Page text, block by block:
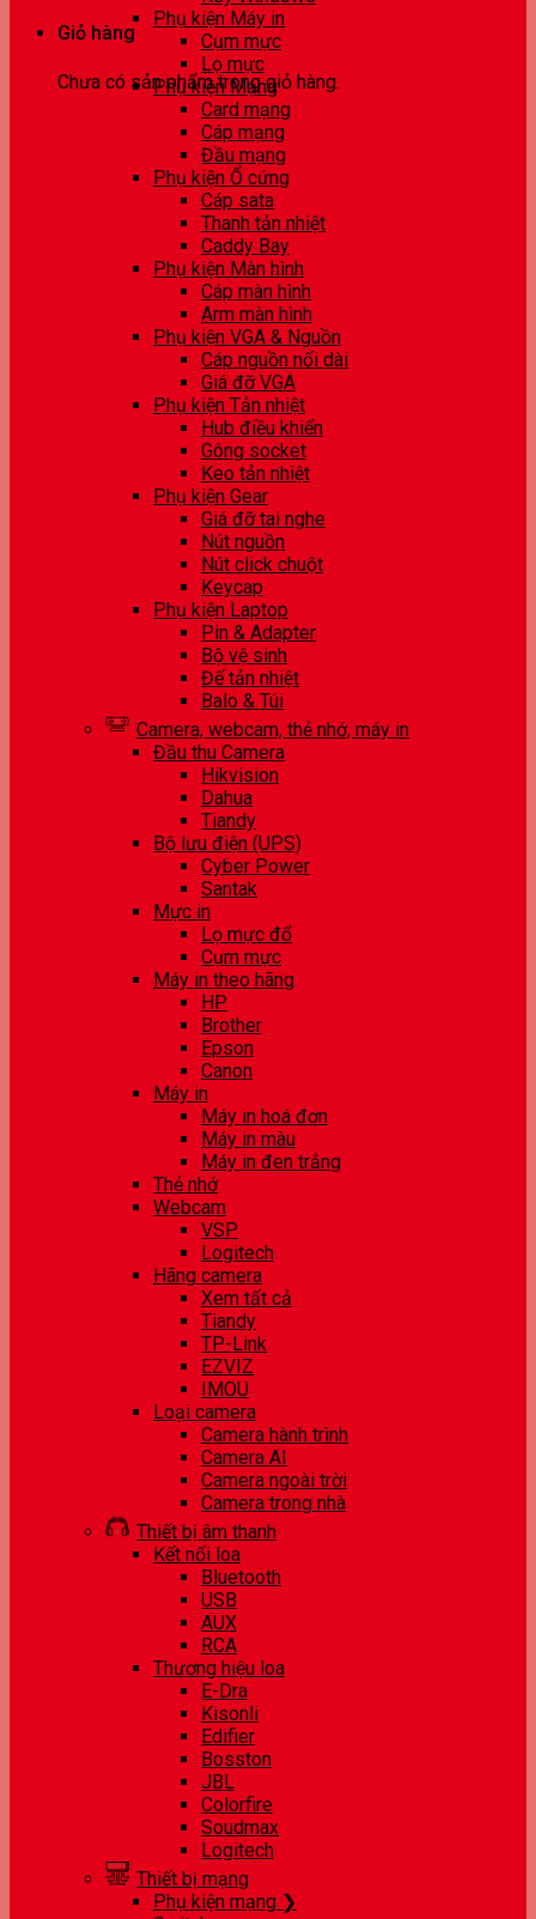
Giỏ hàng
Chưa có sản phẩm trong giỏ hàng.
Phụ kiện Máy in
Cụm mực
Lọ mực
Phụ kiện Mạng
Card mạng
Cáp mạng
Đầu mạng
Phụ kiện Ổ cứng
Cáp sata
Thanh tản nhiệt
Caddy Bay
Phụ kiện Màn hình
Cáp màn hình
Arm màn hình
Phụ kiện VGA & Nguồn
Cáp nguồn nối dài
Giá đỡ VGA
Phụ kiện Tản nhiệt
Hub điều khiển
Gông socket
Keo tản nhiệt
Phụ kiện Gear
Giá đỡ tai nghe
Nút nguồn
Nút click chuột
Keycap
Phụ kiện Laptop
Pin & Adapter
Bộ vệ sinh
Đế tản nhiệt
Balo & Túi
Camera, webcam, thẻ nhớ, máy in
Đầu thu Camera
Hikvision
Dahua
Tiandy
Bộ lưu điện (UPS)
Cyber Power
Santak
Mực in
Lọ mực đổ
Cụm mực
Máy in theo hãng
HP
Brother
Epson
Canon
Máy in
Máy in hoá đơn
Máy in màu
Máy in đen trắng
Thẻ nhớ
Webcam
VSP
Logitech
Hãng camera
Xem tất cả
Tiandy
TP-Link
EZVIZ
IMOU
Loại camera
Camera hành trình
Camera AI
Camera ngoài trời
Camera trong nhà
Thiết bị âm thanh
Kết nối loa
Bluetooth
USB
AUX
RCA
Thương hiệu loa
E-Dra
Kisonli
Edifier
Bosston
JBL
Colorfire
Soudmax
Logitech
Thiết bị mạng
Phụ kiện mạng ❯